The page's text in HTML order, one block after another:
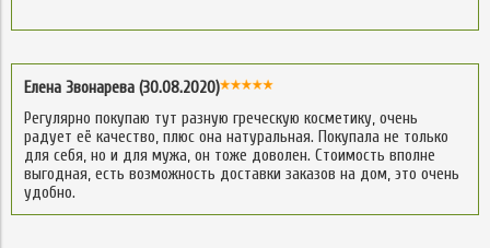
Елена Звонарева (30.08.2020)
Регулярно покупаю тут разную греческую косметику, очень
радует её качество, плюс она натуральная. Покупала не только
для себя, но и для мужа, он тоже доволен. Стоимость вполне
выгодная, есть возможность доставки заказов на дом, это очень
удобно.